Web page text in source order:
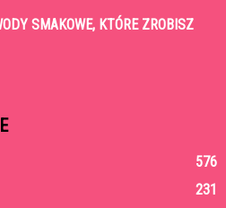
SMAKOWE, KTÓRE ZROBISZ
576
231